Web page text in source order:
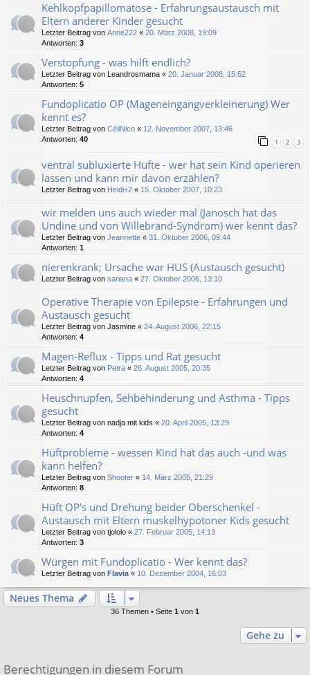
Kehlkopfpapillomatose - Erfahrungsaustausch mit
Eltern anderer Kinder gesucht
Letzter Beitrag von Anne222 « 20. März 2008, 19:09
Antworten: 3
Verstopfung - was hilft endlich?
Letzter Beitrag von Leandrosmama « 20. Januar 2008, 15:52
Antworten: 5
Fundoplicatio OP (Mageneingangverkleinerung) Wer
kennt es?
Letzter Beitrag von CéliNico « 12. November 2007, 13:46
Antworten: 40 1 2 3
ventral subluxierte Hüfte - wer hat sein Kind operieren
lassen und kann mir davon erzählen?
Letzter Beitrag von Heidi+2 « 15. Oktober 2007, 10:23
wir melden uns auch wieder mal (Janosch hat das
Undine und von Willebrand-Syndrom) wer kennt das?
Letzter Beitrag von Jeannette « 31. Oktober 2006, 09:44
Antworten: 1
nierenkrank; Ursache war HUS (Austausch gesucht)
Letzter Beitrag von sariana « 27. Oktober 2006, 13:10
Operative Therapie von Epilepsie - Erfahrungen und
Austausch gesucht
Letzter Beitrag von Jasmine « 24. August 2006, 22:15
Antworten: 4
Magen-Reflux - Tipps und Rat gesucht
Letzter Beitrag von Petra « 26. August 2005, 20:35
Antworten: 4
Heuschnupfen, Sehbehinderung und Asthma - Tipps
gesucht
Letzter Beitrag von nadja mit kids « 20. April 2005, 13:29
Antworten: 4
Hüftprobleme - wessen Kind hat das auch -und was
kann helfen?
Letzter Beitrag von Shooter « 14. März 2005, 21:29
Antworten: 8
Hüft OP's und Drehung beider Oberschenkel -
Austausch mit Eltern muskelhypotoner Kids gesucht
Letzter Beitrag von tjololo « 27. Februar 2005, 14:13
Antworten: 3
Würgen mit Fundoplicatio - Wer kennt das?
Letzter Beitrag von Flavia « 10. Dezember 2004, 16:03
Neues Thema
36 Themen • Seite 1 von 1
Gehe zu
Berechtigungen in diesem Forum